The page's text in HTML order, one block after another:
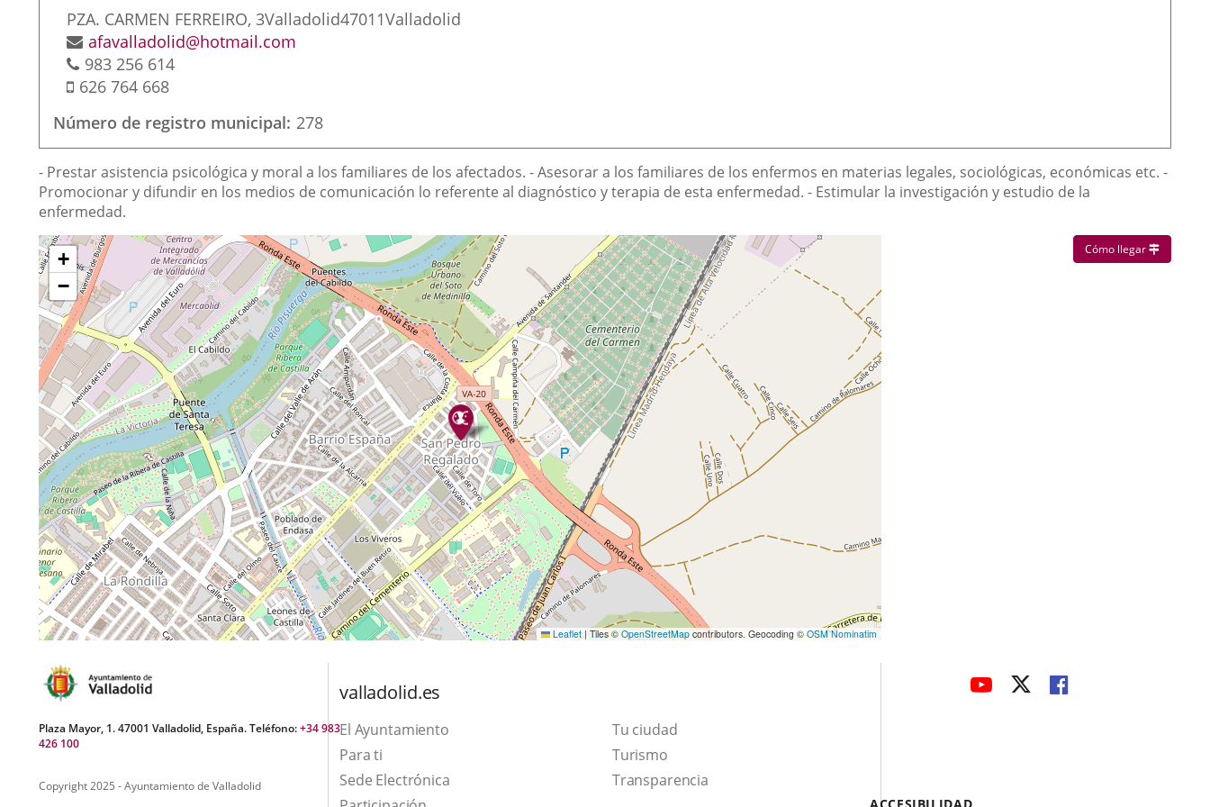
Dirección
postal
PZA. CARMEN FERREIRO, 3Valladolid47011Valladolid
Dirección
de
correo
afavalladolid@hotmail.com
Teléfonos
983 256 614
Móvil
626 764 668
Número de registro municipal 278
Finalidad
de
la
asociación
- Prestar asistencia psicológica y moral a los familiares de los afectados. - Asesorar a los familiares de los enfermos en materias legales, sociológicas, económicas etc. -
Promocionar y difundir en los medios de comunicación lo referente al diagnóstico y terapia de esta enfermedad. - Estimular la investigación y estudio de la
enfermedad.
¿Dónde
estamos?
Saltar
mapa
+
−
Leaflet |Tiles © OpenStreetMap contributors. Geocoding ©OSM Nominatim
Cómo llegar Enlace a
Plaza Mayor, 1. 47001 Valladolid, España. Teléfono:+34 983
426 100
Copyright 2025 - Ayuntamiento de Valladolid
valladolid.es
El Ayuntamiento
Tu ciudad
Para ti
TurismoEste
enlace
Sede ElectrónicaEnlace
Transparencia
ENLACEENLACEENLACE
Menú